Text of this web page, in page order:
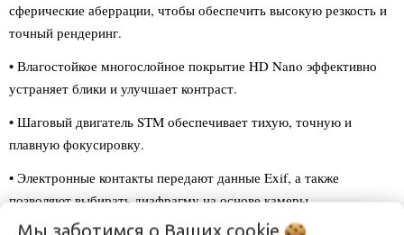
сферические аберрации, чтобы обеспечить высокую резкость и
точный рендеринг.
• Влагостойкое многослойное покрытие HD Nano эффективно
устраняет блики и улучшает контраст.
• Шаговый двигатель STM обеспечивает тихую, точную и
плавную фокусировку.
• Электронные контакты передают данные Exif, а также
позволяют выбирать диафрагму на основе камеры.
Мы заботимся о Ваших cookie